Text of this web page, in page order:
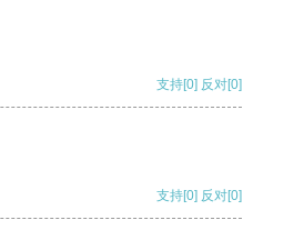
支持[0] 反对[0]
支持[0] 反对[0]